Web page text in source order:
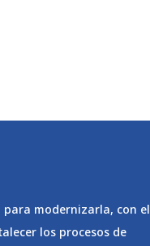
para modernizarla, con el
los procesos de